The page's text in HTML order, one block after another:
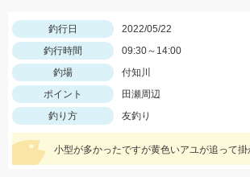
釣行日
2022/05/22
釣行時間
09:30～14:00
釣場
付知川
ポイント
田瀬周辺
釣り方
友釣り